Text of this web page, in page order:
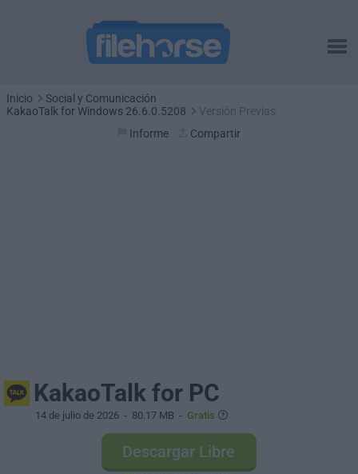
Inicio
Social y Comunicación
KakaoTalk for Windows 26.6.0.5208
Versión Previas
Informe
Compartir
KakaoTalk for PC
14 de julio de 2026 - 80.17 MB - Gratis
Descargar Libre